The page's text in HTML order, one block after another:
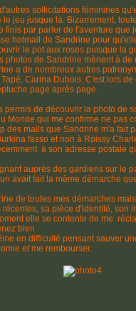
sollicitations féminines
le jeu jusque là. Bizarrement,
finis par parler de l'aventure que
hotmail de Sandrine pour
le pot aux roses puisque la
photos de Sandrine mènent à
a de nombreux autres
Carina Dubois. C'est lors
page après page.
permis de découvrir la photo de
Monde qui me confirme ne pas
des mails que Sandrine m'a fait
fasso et non à Roissy
à son adresse postale
auprès des gardiens sur le
avait fait la même démarche
de toutes mes démarches
sa pièce d'identité, son
elle se contente de me
bien
en difficulté pensant sauver
et me rembourser.